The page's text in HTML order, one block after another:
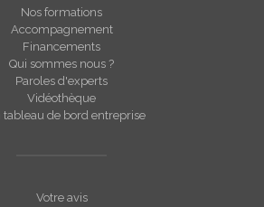
Nos formations
Accompagnement
Financements
Qui sommes nous ?
Paroles d'experts
Vidéothèque
tableau de bord entreprise
Votre avis